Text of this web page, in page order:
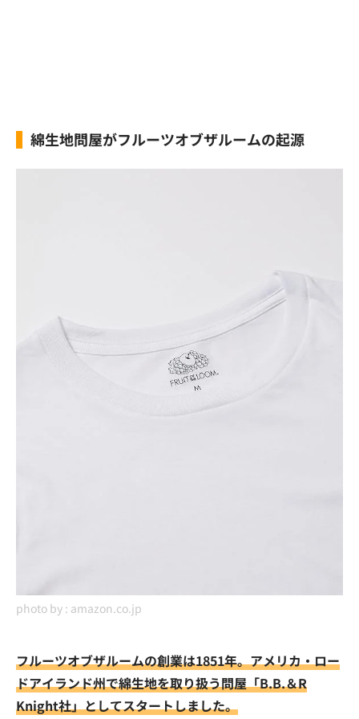
綿生地問屋がフルーツオブザルームの起源
photo by : amazon.co.jp
フルーツオブザルームの創業は1851年。アメリカ・ロー
ドアイランド州で綿生地を取り扱う問屋「B.B.＆R
Knight社」としてスタートしました。